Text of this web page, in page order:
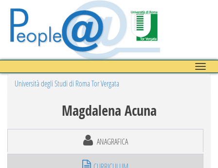
Toggle
Università degli Studi di Roma Tor Vergata
Magdalena Acuna
ANAGRAFICA